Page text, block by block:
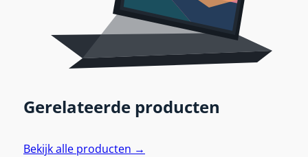
Gerelateerde producten
Bekijk alle producten →